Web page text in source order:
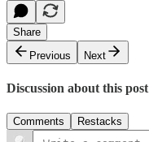
Share
Previous
Next
Discussion about this post
Comments Restacks